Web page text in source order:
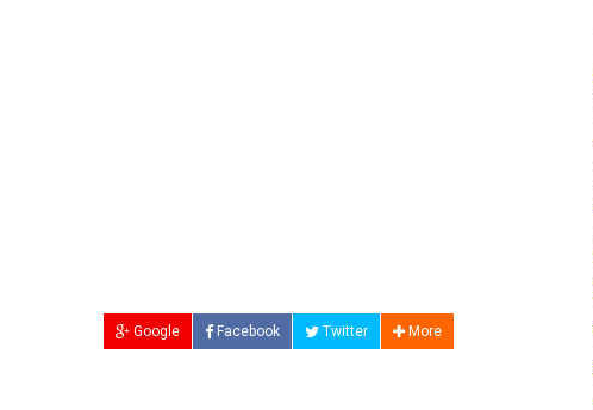
Google Facebook Twitter More